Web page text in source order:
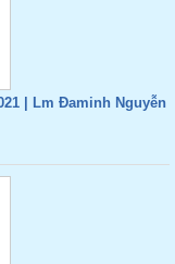
| Lm Đaminh Nguyễn